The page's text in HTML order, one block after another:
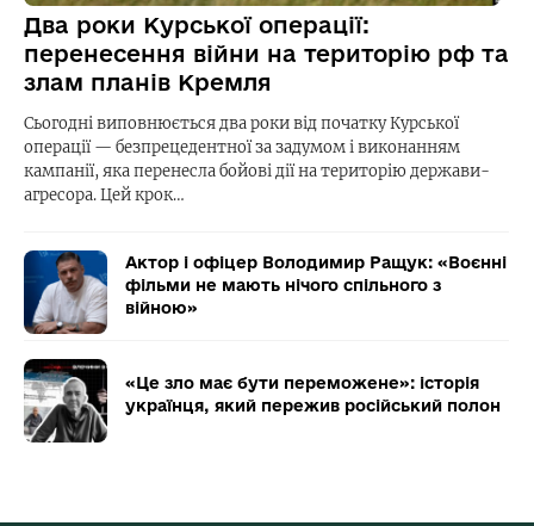
Два роки Курської операції:
перенесення війни на територію рф та
злам планів Кремля
Сьогодні виповнюється два роки від початку Курської
операції — безпрецедентної за задумом і виконанням
кампанії, яка перенесла бойові дії на територію держави-
агресора. Цей крок…
Актор і офіцер Володимир Ращук: «Воєнні
фільми не мають нічого спільного з
війною»
«Це зло має бути переможене»: історія
українця, який пережив російський полон